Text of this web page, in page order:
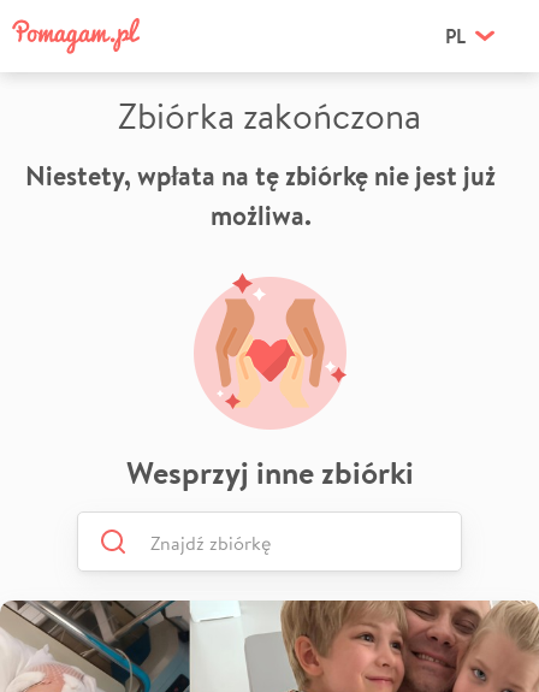
PL
Zbiórka zakończona
Niestety, wpłata na tę zbiórkę nie jest już
możliwa.
Wesprzyj inne zbiórki